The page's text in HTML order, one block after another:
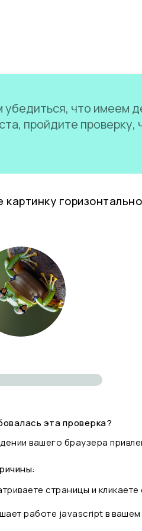
что имеем
пройдите проверку,
картинку горизонтально
эта проверка?
вашего браузера
страницы и
работе javascript в